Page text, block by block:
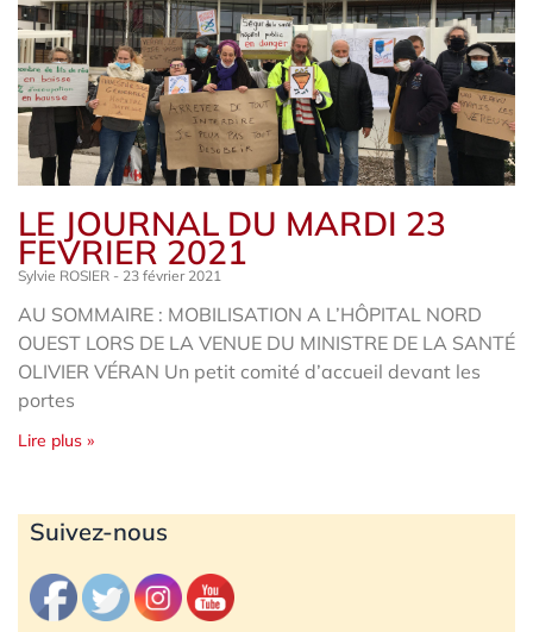
LE JOURNAL DU MARDI 23
FEVRIER 2021
Sylvie ROSIER 23 février 2021
AU SOMMAIRE : MOBILISATION A L’HÔPITAL NORD
OUEST LORS DE LA VENUE DU MINISTRE DE LA SANTÉ
OLIVIER VÉRAN Un petit comité d’accueil devant les
portes
Lire plus »
Suivez-nous
Archives